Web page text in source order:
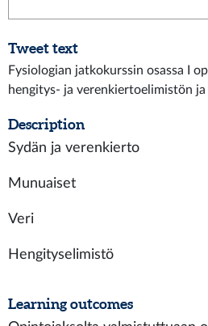
Tweet text
Fysiologian jatkokurssin osassa I
hengitys- ja verenkiertoelimistön
Description
Sydän ja verenkierto
Munuaiset
Veri
Hengityselimistö
Learning outcomes